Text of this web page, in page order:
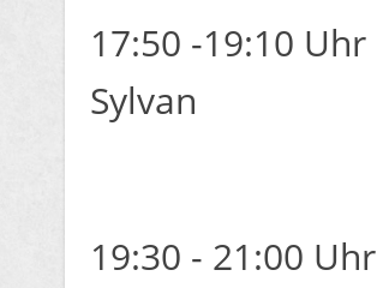
17:50 -19:10 Uhr
Sylvan
19:30 - 21:00 Uhr